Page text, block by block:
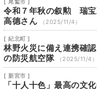
令和７年秋の叙勲 瑞
高德さん
（2025/11/4）
[ 紀北町 ]
林野火災に備え連携確
の防災航空隊
（2025/11/4）
[ 新宮市 ]
「十人十色」最高の文